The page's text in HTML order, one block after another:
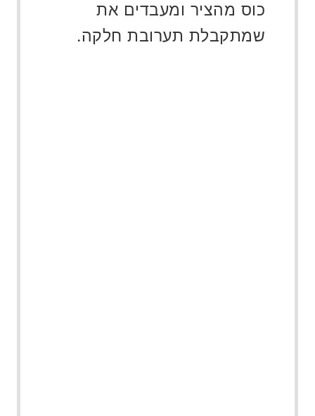
כוס מהציר ומעבדים את
שמתקבלת תערובת חלקה.